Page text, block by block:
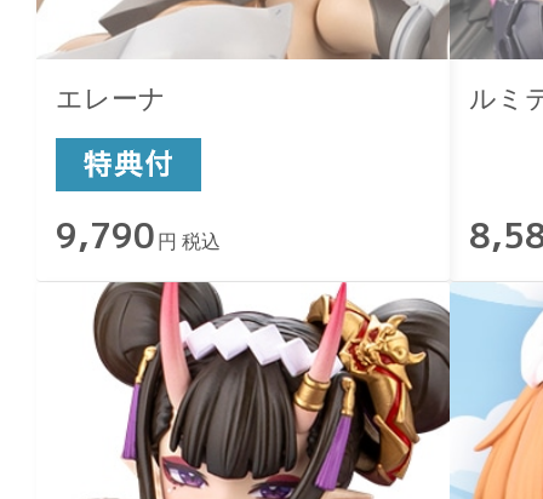
エレーナ
9,790 円 税込
ルミ